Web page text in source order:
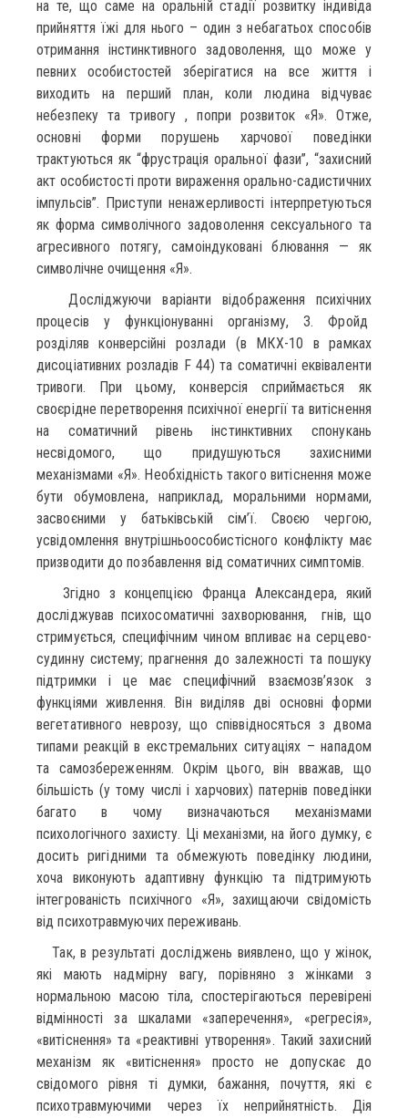
на те, що саме на оральній стадії розвитку індивіда
прийняття їжі для нього – один з небагатьох способів
отримання інстинктивного задоволення, що може у
певних особистостей зберігатися на все життя і
виходить на перший план, коли людина відчуває
небезпеку та тривогу , попри розвиток «Я». Отже,
основні форми порушень харчової поведінки
трактуються як “фрустрація оральної фази”, “захисний
акт особистості проти вираження орально-садистичних
імпульсів”. Приступи ненажерливості інтерпретуються
як форма символічного задоволення сексуального та
агресивного потягу, самоіндуковані блювання — як
символічне очищення «Я».
Досліджуючи варіанти відображення психічних
процесів у функціонуванні організму, З. Фройд
розділяв конверсійні розлади (в МКХ-10 в рамках
дисоціативних розладів F 44) та соматичні еквіваленти
тривоги. При цьому, конверсія сприймається як
своєрідне перетворення психічної енергії та витіснення
на соматичний рівень інстинктивних спонукань
несвідомого, що придушуються захисними
механізмами «Я». Необхідність такого витіснення може
бути обумовлена, наприклад, моральними нормами,
засвоєними у батьківській сім’ї. Своєю чергою,
усвідомлення внутрішньоособистісного конфлікту має
призводити до позбавлення від соматичних симптомів.
Згідно з концепцією Франца Александера, який
досліджував психосоматичні захворювання, гнів, що
стримується, специфічним чином впливає на серцево-
судинну систему; прагнення до залежності та пошуку
підтримки і це має специфічний взаємозв’язок з
функціями живлення. Він виділяв дві основні форми
вегетативного неврозу, що співвідносяться з двома
типами реакцій в екстремальних ситуаціях – нападом
та самозбереженням. Окрім цього, він вважав, що
більшість (у тому числі і харчових) патернів поведінки
багато в чому визначаються механізмами
психологічного захисту. Ці механізми, на його думку, є
досить ригідними та обмежують поведінку людини,
хоча виконують адаптивну функцію та підтримують
інтегрованість психічного «Я», захищаючи свідомість
від психотравмуючих переживань.
Так, в результаті досліджень виявлено, що у жінок,
які мають надмірну вагу, порівняно з жінками з
нормальною масою тіла, спостерігаються перевірені
відмінності за шкалами «заперечення», «регресія»,
«витіснення» та «реактивні утворення». Такий захисний
механізм як «витіснення» просто не допускає до
свідомого рівня ті думки, бажання, почуття, які є
психотравмуючими через їх неприйнятність. Дія